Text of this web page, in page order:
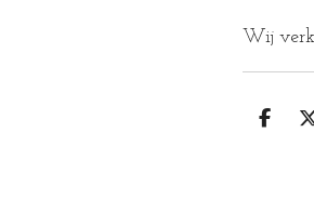
Wij
D